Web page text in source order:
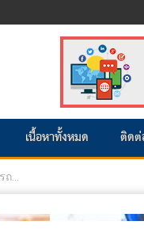
เนื้อหาทั้งหมด ติด
...